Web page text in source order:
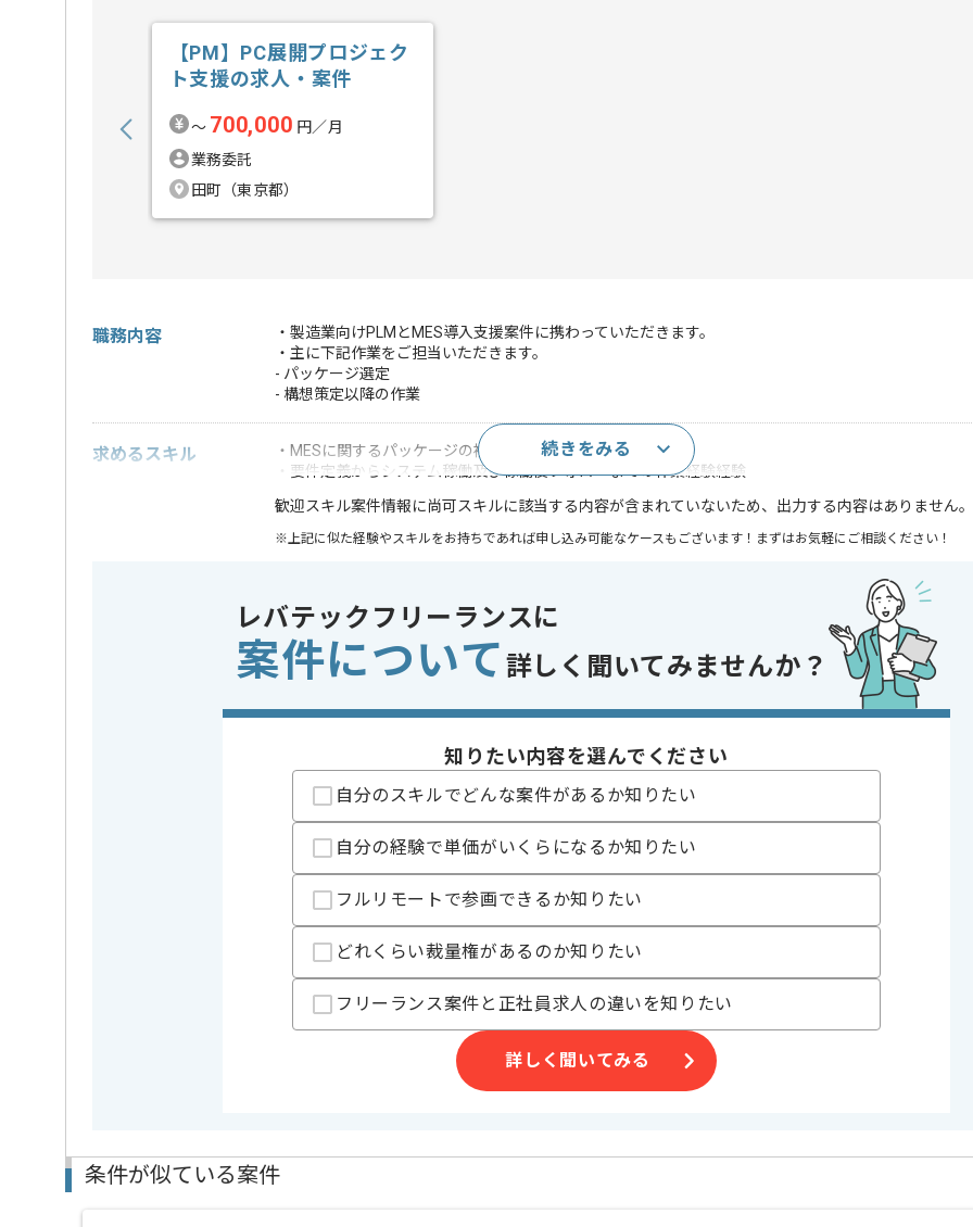
【PM】PC展開プロジェク
ト支援の求人・案件
〜 700,000 円／月
業務委託
田町（東京都）
職務内容
・製造業向けPLMとMES導入支援案件に携わっていただきます。
・主に下記作業をご担当いただきます。
- パッケージ選定
- 構想策定以降の作業
求めるスキル
・MESに関するパッケージの複数導入経験
・要件定義からシステム稼働及び稼働後フォローまでの作業経験経験
歓迎スキル案件情報に尚可スキルに該当する内容が含まれていないため、出力する内容はありません。
※上記に似た経験やスキルをお持ちであれば申し込み可能なケースもございます！まずはお気軽にご相談ください！
特徴
参画実績あり , 20代活躍中 , 30代活躍中
レバテックでの実績がある企業の案件でございます。
複数案件を保有している企業ですので、
ご経験と実績に応じて別案件のご提案も差し上げる場合がございます。
新しいアイディアや技術を積極的に導入し、
経験豊富なメンバーと成長が出来る環境でございます。
スキルアップされたい方、長期的に参画されたい方にオススメの案件です。
続きをみる
レバテックフリーランスに
案件について 詳しく聞いてみませんか？
知りたい内容を選んでください
自分のスキルでどんな案件があるか知りたい
自分の経験で単価がいくらになるか知りたい
フルリモートで参画できるか知りたい
どれくらい裁量権があるのか知りたい
フリーランス案件と正社員求人の違いを知りたい
詳しく聞いてみる
条件が似ている案件